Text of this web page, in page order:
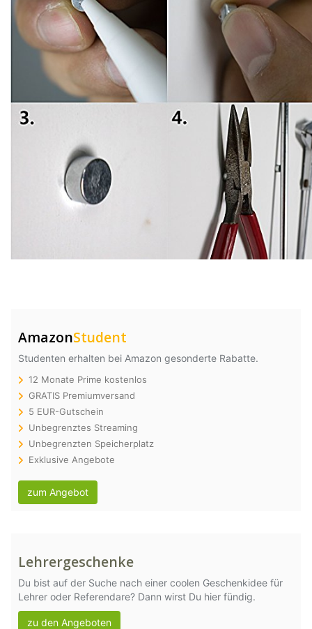
AmazonStudent
Studenten erhalten bei Amazon gesonderte Rabatte.
12 Monate Prime kostenlos
GRATIS Premiumversand
5 EUR-Gutschein
Unbegrenztes Streaming
Unbegrenzten Speicherplatz
Exklusive Angebote
zum Angebot
Lehrergeschenke
Du bist auf der Suche nach einer coolen Geschenkidee für
Lehrer oder Referendare? Dann wirst Du hier fündig.
zu den Angeboten